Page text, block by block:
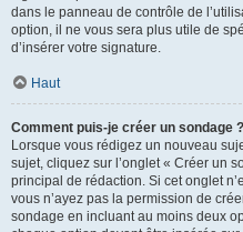
dans le panneau de contrôle de
option, il ne vous sera plus utile de
d’insérer votre signature.
Haut
Comment puis-je créer un sondage ?
Lorsque vous rédigez un nouveau
sujet, cliquez sur l’onglet « Créer un
principal de rédaction. Si cet onglet
vous n’ayez pas la permission de
sondage en incluant au moins deux